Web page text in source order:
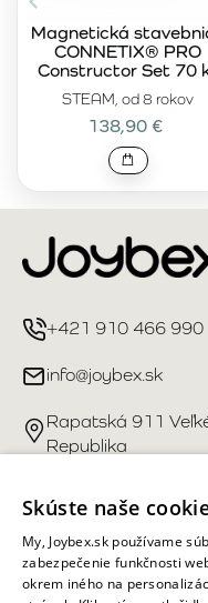
STEAM, od 8 rokov
Magnetická
CONNETIX® PRO
Constructor Set 70
138,90 €
+421 910 466 990
info@joybex.sk
Rapatská 911
Republika
Užitočné
Účet
Skúste naše
My, Joybex.sk používame
zabezpečenie funkčnosti
okrem iného na